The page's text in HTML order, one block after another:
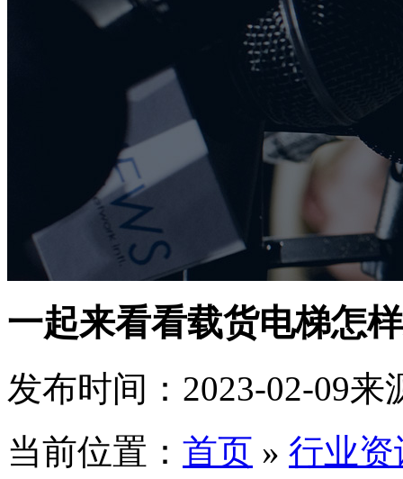
一起来看看载货电梯怎
发布时间：2023-02-09来
当前位置： 首页 » 行业资